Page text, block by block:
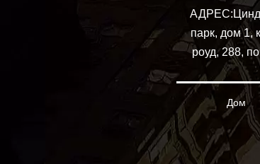
АДРЕС:
парк, дом 1,
роуд, 288,
Дом